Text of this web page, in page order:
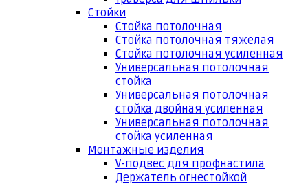
Стойки
Стойка потолочная
Стойка потолочная тяжелая
Стойка потолочная усиленная
Универсальная потолочная
стойка
Универсальная потолочная
стойка двойная усиленная
Универсальная потолочная
стойка усиленная
Монтажные изделия
V-подвес для профнастила
Держатель огнестойкой